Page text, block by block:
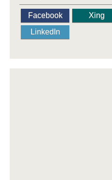
Facebook Xing
LinkedIn